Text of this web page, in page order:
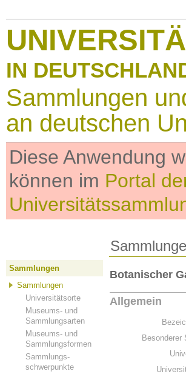
IN
Sammlungen
an deutschen
Diese Anwendung
können im Portal
Sammlungen
Sammlungen
Universitätsorte
Museums- und
Sammlungsarten
Museums- und
Sammlungsformen
Sammlungs-
schwerpunkte
Botanischer
Allgemein
Besonderer